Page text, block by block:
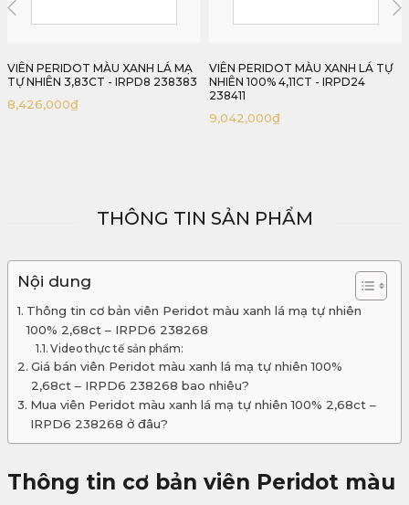
VIÊN PERIDOT MÀU XANH LÁ TỰ
NHIÊN 100% 4,11CT - IRPD24
VIÊN PERIDOT MÀU XANH LÁ TỰ
NHIÊN 3,01CT - IRPD25 238301
6,622,000
THÔNG TIN SẢN PHẨM
Nội dung
Thông tin cơ bản viên Peridot màu xanh lá mạ tự nhiên
100% 2,68ct – IRPD6 238268
Video thực tế sản phẩm:
Giá bán viên Peridot màu xanh lá mạ tự nhiên 100%
2,68ct – IRPD6 238268 bao nhiêu?
Mua viên Peridot màu xanh lá mạ tự nhiên 100% 2,68ct –
IRPD6 238268 ở đâu?
Thông tin cơ bản viên Peridot màu